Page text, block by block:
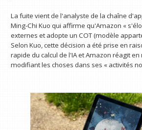
La fuite vient de l'analyste de la chaîne
Ming-Chi Kuo qui affirme qu'Amazon «
externes et adopte un COT (modèle
Selon Kuo, cette décision a été prise en
rapide du calcul de l'IA et Amazon réagit
modifiant les choses dans ses « activités